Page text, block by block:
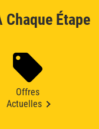
Étape
Offres
Actuelles